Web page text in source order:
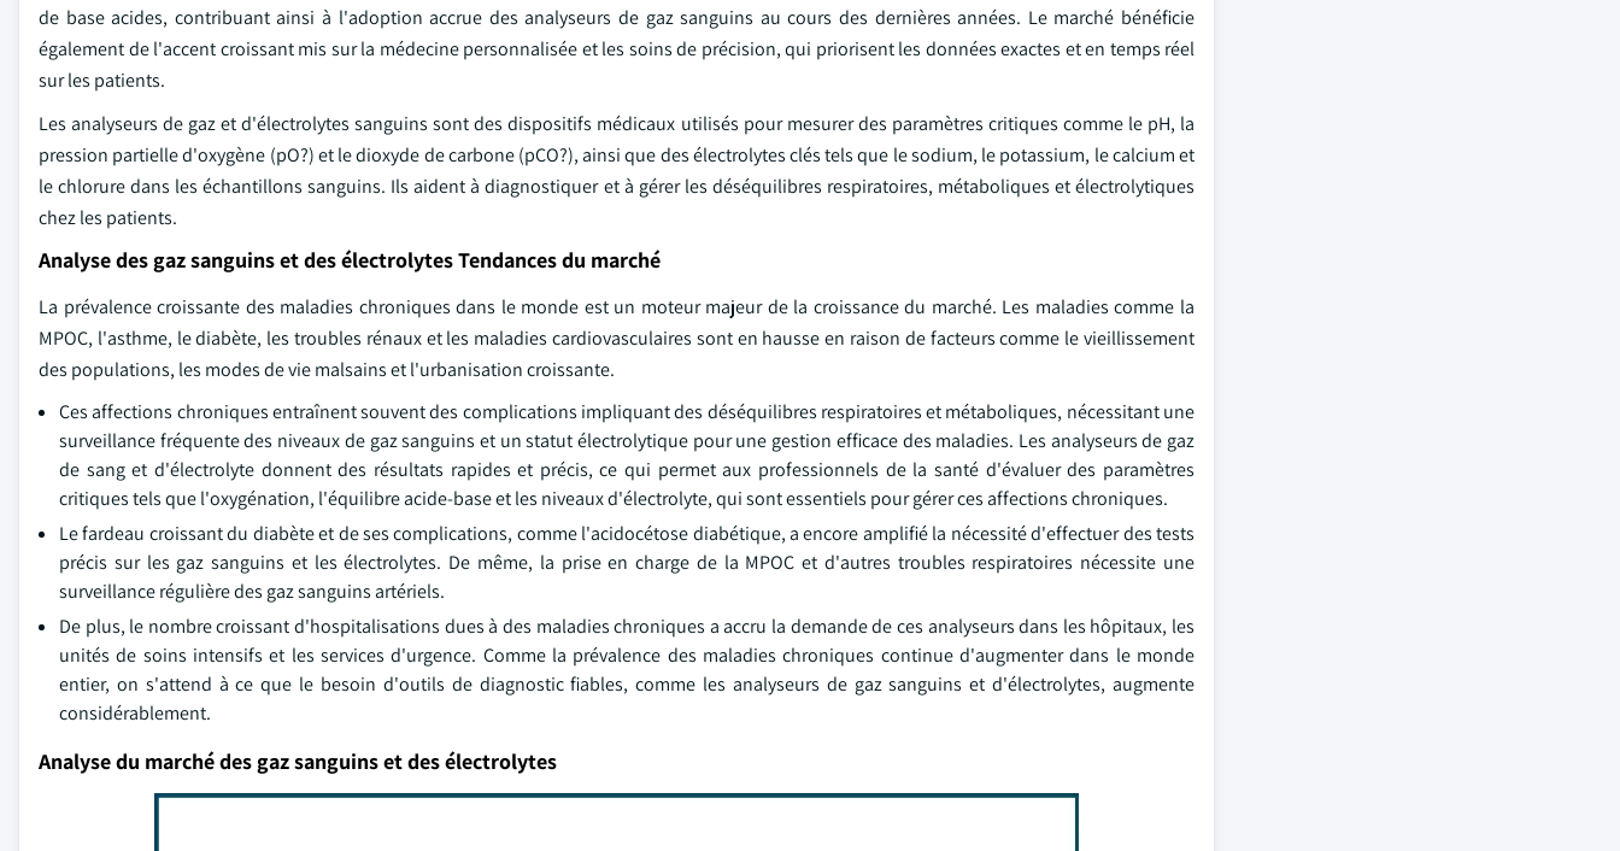
de base acides, contribuant ainsi à l'adoption accrue des analyseurs de gaz sanguins au cours des dernières années. Le marché bénéficie
également de l'accent croissant mis sur la médecine personnalisée et les soins de précision, qui priorisent les données exactes et en temps réel
sur les patients.
Les analyseurs de gaz et d'électrolytes sanguins sont des dispositifs médicaux utilisés pour mesurer des paramètres critiques comme le pH, la
pression partielle d'oxygène (pO?) et le dioxyde de carbone (pCO?), ainsi que des électrolytes clés tels que le sodium, le potassium, le calcium et
le chlorure dans les échantillons sanguins. Ils aident à diagnostiquer et à gérer les déséquilibres respiratoires, métaboliques et électrolytiques
chez les patients.
Analyse des gaz sanguins et des électrolytes Tendances du marché
La prévalence croissante des maladies chroniques dans le monde est un moteur majeur de la croissance du marché. Les maladies comme la
MPOC, l'asthme, le diabète, les troubles rénaux et les maladies cardiovasculaires sont en hausse en raison de facteurs comme le vieillissement
des populations, les modes de vie malsains et l'urbanisation croissante.
Ces affections chroniques entraînent souvent des complications impliquant des déséquilibres respiratoires et métaboliques, nécessitant une
surveillance fréquente des niveaux de gaz sanguins et un statut électrolytique pour une gestion efficace des maladies. Les analyseurs de gaz
de sang et d'électrolyte donnent des résultats rapides et précis, ce qui permet aux professionnels de la santé d'évaluer des paramètres
critiques tels que l'oxygénation, l'équilibre acide-base et les niveaux d'électrolyte, qui sont essentiels pour gérer ces affections chroniques.
Le fardeau croissant du diabète et de ses complications, comme l'acidocétose diabétique, a encore amplifié la nécessité d'effectuer des tests
précis sur les gaz sanguins et les électrolytes. De même, la prise en charge de la MPOC et d'autres troubles respiratoires nécessite une
surveillance régulière des gaz sanguins artériels.
De plus, le nombre croissant d'hospitalisations dues à des maladies chroniques a accru la demande de ces analyseurs dans les hôpitaux, les
unités de soins intensifs et les services d'urgence. Comme la prévalence des maladies chroniques continue d'augmenter dans le monde
entier, on s'attend à ce que le besoin d'outils de diagnostic fiables, comme les analyseurs de gaz sanguins et d'électrolytes, augmente
considérablement.
Analyse du marché des gaz sanguins et des électrolytes